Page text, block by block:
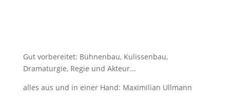
Gut vorbereitet: Bühnenbau, Kulissenbau,
Dramaturgie, Regie und Akteur...
alles aus und in einer Hand: Maximilian Ullmann